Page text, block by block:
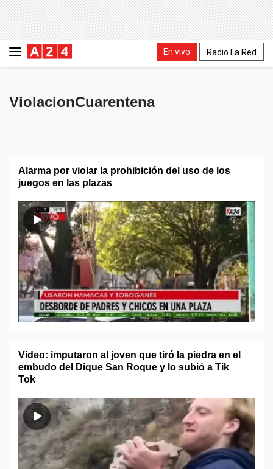
En vivo Radio La Red
ViolacionCuarentena
Alarma por violar la prohibición del uso de los
juegos en las plazas
Video: imputaron al joven que tiró la piedra en el
embudo del Dique San Roque y lo subió a Tik
Tok